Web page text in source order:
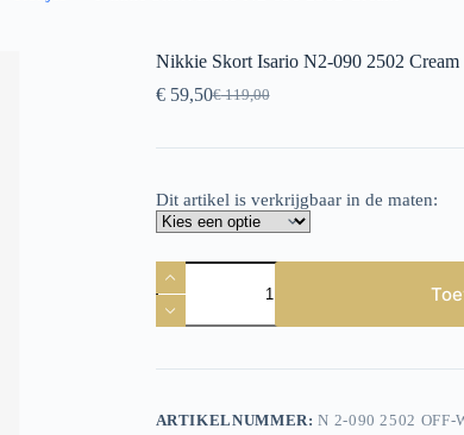
Nikkie Skort Isario N2-090 2502 Cream
€119,00
Oorspronkelijke
was:
€59,50Huidige
is:
Dit artikel is verkrijgbaar in de maten:
Nikkie
Skort
Isario
N2-
2502
aantal
ARTIKELNUMMER:N 2-090 2502